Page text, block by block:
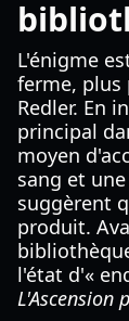
L'énigme
ferme, plus
Redler. En
principal
moyen
sang et
suggèrent
produit.
l'état d'«
L'Ascension